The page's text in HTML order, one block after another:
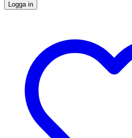
Logga in